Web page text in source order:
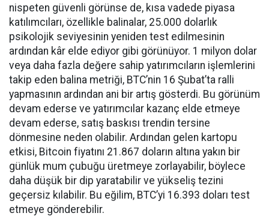
nispeten güvenli görünse de, kısa vadede piyasa
katılımcıları, özellikle balinalar, 25.000 dolarlık
psikolojik seviyesinin yeniden test edilmesinin
ardından kâr elde ediyor gibi görünüyor. 1 milyon dolar
veya daha fazla değere sahip yatırımcıların işlemlerini
takip eden balina metriği, BTC’nin 16 Şubat’ta ralli
yapmasının ardından ani bir artış gösterdi. Bu görünüm
devam ederse ve yatırımcılar kazanç elde etmeye
devam ederse, satış baskısı trendin tersine
dönmesine neden olabilir. Ardından gelen kartopu
etkisi, Bitcoin fiyatını 21.867 doların altına yakın bir
günlük mum çubuğu üretmeye zorlayabilir, böylece
daha düşük bir dip yaratabilir ve yükseliş tezini
geçersiz kılabilir. Bu eğilim, BTC’yi 16.393 doları test
etmeye gönderebilir.